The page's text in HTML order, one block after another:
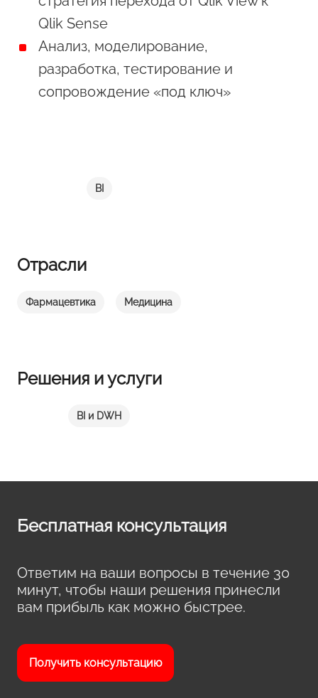
Qlik Sense
Анализ, моделирование,
разработка, тестирование и
сопровождение «под ключ»
BI
Отрасли
Фармацевтика Медицина
Решения и услуги
BI и DWH
Бесплатная консультация
Ответим на ваши вопросы в течение 30
минут, чтобы наши решения принесли
вам прибыль как можно быстрее.
Получить консультацию